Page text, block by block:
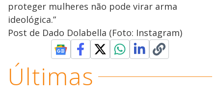
proteger mulheres não pode virar arma
ideológica.”
Post de Dado Dolabella (Foto: Instagram)
Últimas